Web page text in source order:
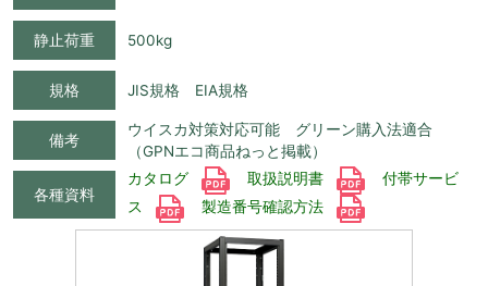
静止荷重 500kg
規格 JIS規格 EIA規格
備考
ウイスカ対策対応可能 グリーン購入法適合
（GPNエコ商品ねっと掲載）
各種資料
カタログ 取扱説明書
付帯サービ
ス
製造番号確認方法